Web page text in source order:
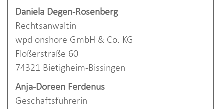
Daniela Degen-Rosenberg
Rechtsanwältin
wpd onshore GmbH & Co. KG
Flößerstraße 60
74321 Bietigheim-Bissingen
Anja-Doreen Ferdenus
Geschäftsführerin